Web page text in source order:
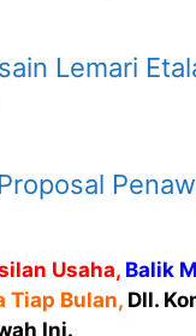
Lemari
Usaha, Balik
Tiap Bulan, Dll.
Ini.